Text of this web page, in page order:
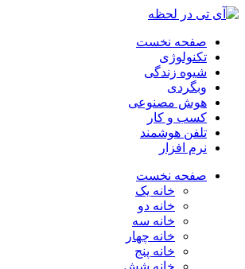
صفحه نخست
تکنولوژی
شیوه زندگی
وبگردی
هوش مصنوعی
کسب و کار
تلفن هوشمند
نرم افزار
صفحه نخست
خانه یک
خانه دو
خانه سه
خانه چهار
خانه پنج
خانه شش